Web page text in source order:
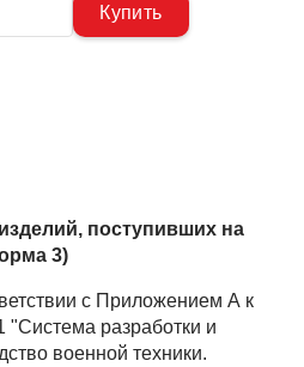
поступивших на
3)
с Приложением А к
разработки и
военной техники.